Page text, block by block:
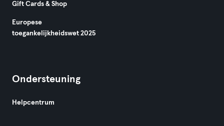
Gift Cards & Shop
Europese
toegankelijkheidswet 2025
Ondersteuning
Helpcentrum